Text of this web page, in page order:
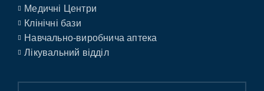
Медичні Центри
Клінічні бази
Навчально-виробнича аптека
Лікувальний відділ